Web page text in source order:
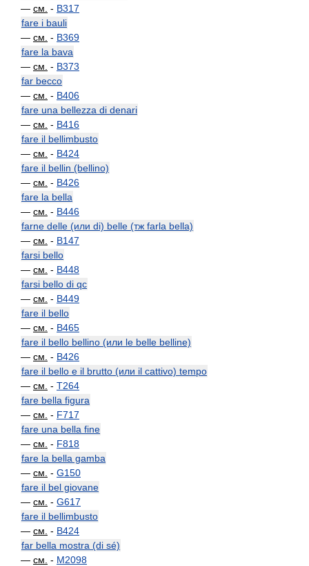
— см. - B317
fare i bauli
— см. - B369
fare la bava
— см. - B373
far becco
— см. - B406
fare una bellezza di denari
— см. - B416
fare il bellimbusto
— см. - B424
fare il bellin (bellino)
— см. - B426
fare la bella
— см. - B446
farne delle (или di) belle (тж farla bella)
— см. - B147
farsi bello
— см. - B448
farsi bello di qc
— см. - B449
fare il bello
— см. - B465
fare il bello bellino (или le belle belline)
— см. - B426
fare il bello e il brutto (или il cattivo) tempo
— см. - T264
fare bella figura
— см. - F717
fare una bella fine
— см. - F818
fare la bella gamba
— см. - G150
fare il bel giovane
— см. - G617
fare il bellimbusto
— см. - B424
far bella mostra (di sé)
— см. - M2098